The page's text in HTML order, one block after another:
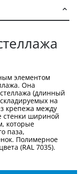
элементом
Она
(длинный
на
крепежа между
стенки шириной
которые
паза,
Полимерное
(RAL 7035).